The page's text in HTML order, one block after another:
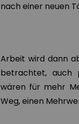
nach einer neuen
Arbeit wird dann
betrachtet, auch
wären für mehr
Weg, einen